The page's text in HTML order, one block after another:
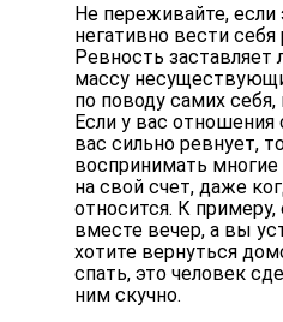
Не переживайте, если
негативно вести
Ревность
массу
по поводу самих
Если у вас
вас сильно ревнует,
воспринимать
на свой счет, даже
относится. К
вместе вечер, а вы
хотите вернуться
спать, это человек
ним скучно.